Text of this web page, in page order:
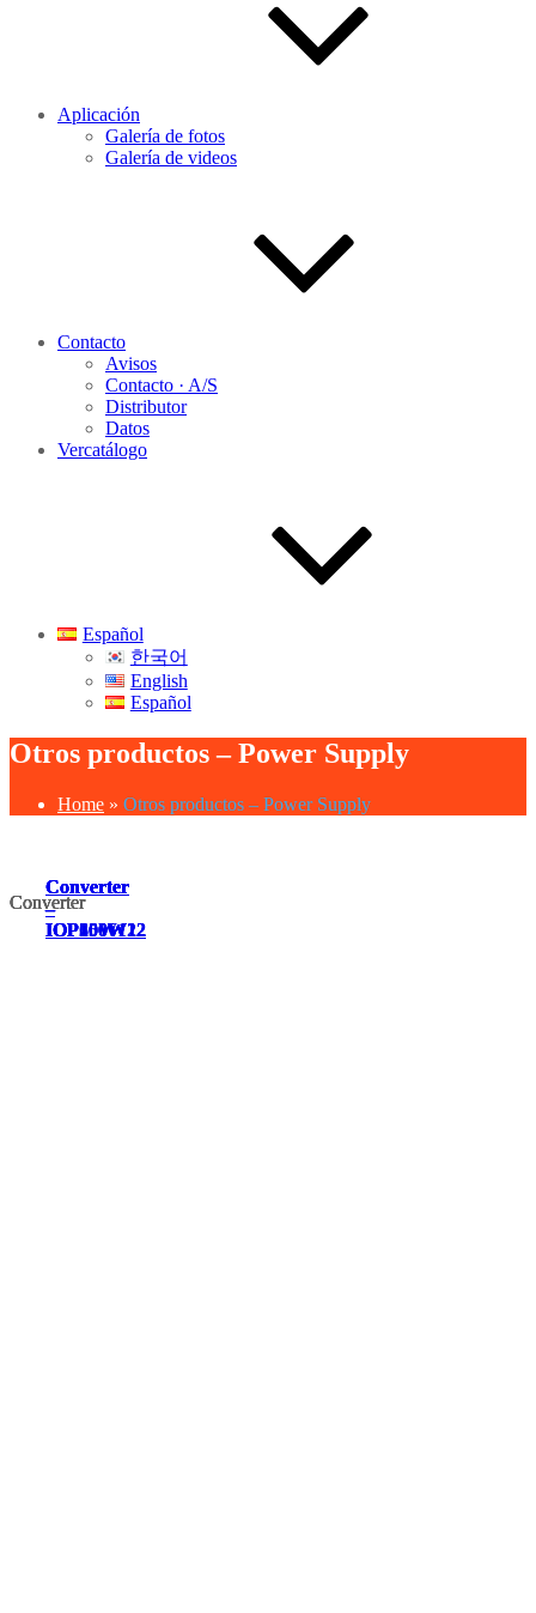
Aplicación
Galería de fotos
Galería de videos
Contacto
Avisos
Contacto · A/S
Distributor
Datos
Vercatálogo
Español
한국어
English
Español
Otros productos – Power Supply
Home » Otros productos – Power Supply
Converter
–
IOP60W12
Converter
Converter
–
IOP100W12
Converter
Converter
–
IOP150W12
Converter
Converter
–
IOP200W12
Converter
Converter
–
IOP300W12
Converter